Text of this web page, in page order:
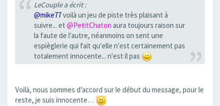
LeCouple a écrit :
@mike77voilà un jeu de piste très plaisant à
suivre... et @PetitChaton aura toujours raison sur
la faute de l'autre, néanmoins on sent une
espièglerie qui fait qu'elle n'est certainement pas
totalement innocente... n'est il pas
Voilà, nous sommes d’accord sur le début du message, pour le
reste, je suis innocente…